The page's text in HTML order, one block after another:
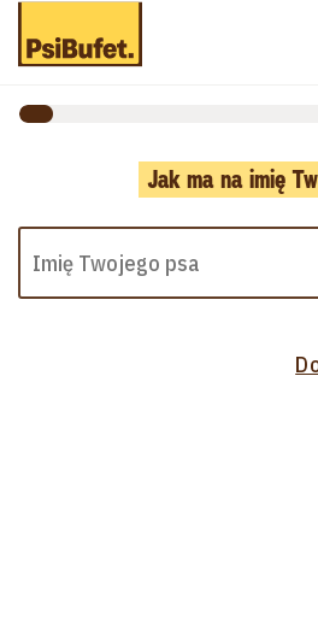
Jak ma na imię